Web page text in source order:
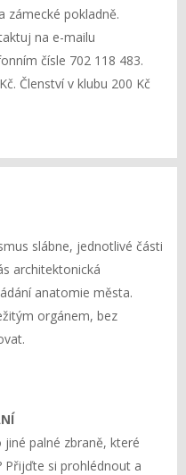
zámecké pokladně.
na e-mailu
čísle 702 118 483.
Členství v klubu 200 Kč
slábne, jednotlivé části
architektonická
anatomie města.
orgánem, bez
palné zbraně, které
Přijďte si prohlédnout a